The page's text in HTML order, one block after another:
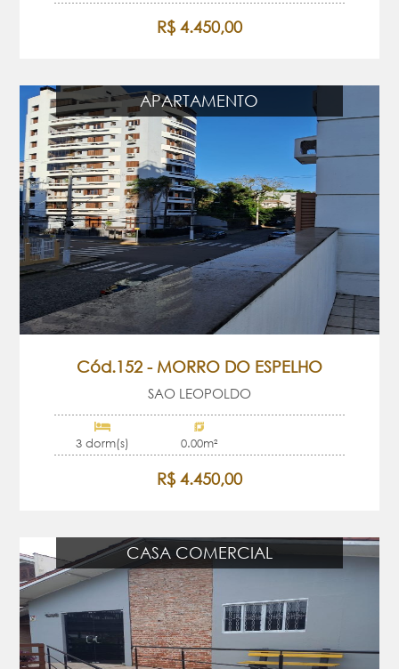
R$ 4.450,00
APARTAMENTO
Cód.152 - MORRO DO ESPELHO
SAO LEOPOLDO
3 dorm(s) 0.00m²
R$ 4.450,00
CASA COMERCIAL